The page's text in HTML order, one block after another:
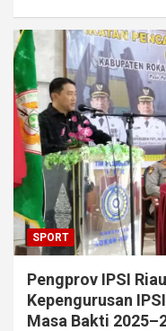
SPORT
Pengprov IPSI
Kepengurusan
Masa Bakti